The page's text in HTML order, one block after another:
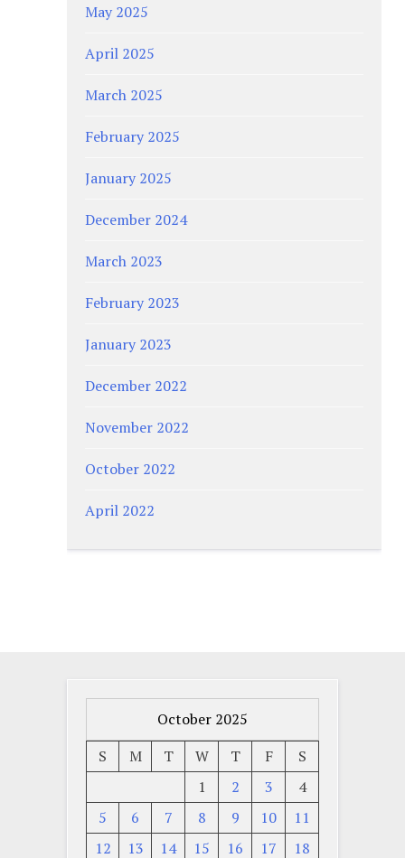
May 2025
April 2025
March 2025
February 2025
January 2025
December 2024
March 2023
February 2023
January 2023
December 2022
November 2022
October 2022
April 2022
October 2025
S
M T W T F
S
1
2 3
4
5
6 7 8 9 10
11
12
13 14 15 16 17 18